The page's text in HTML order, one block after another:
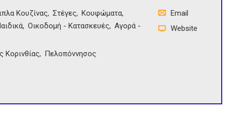
Κουζίνας Στέγες
Κουφώματα
Οικοδομή - Κατασκευές
Αγορά -
Κορινθίας
Πελοπόννησος
Email
Website